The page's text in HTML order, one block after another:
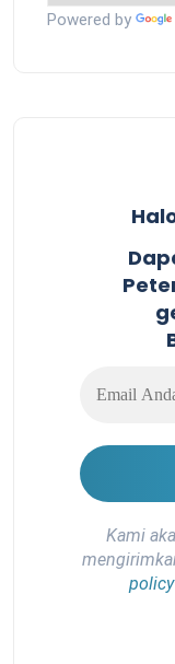
Powered by
Kami
policy